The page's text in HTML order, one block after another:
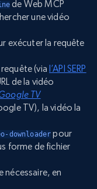
de Web MCP
une vidéo
exécuter la requête
requête (vial’API SERP
de la vidéo
TV
TV), la vidéo la
downloader pour
forme de fichier
nécessaire, en